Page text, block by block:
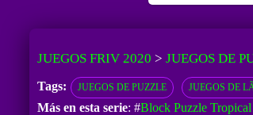
JUEGOS FRIV 2020 > JUEGOS DE
Tags: JUEGOS DE PUZZLE JUEGOS DE
Más en esta serie: #Block Puzzle